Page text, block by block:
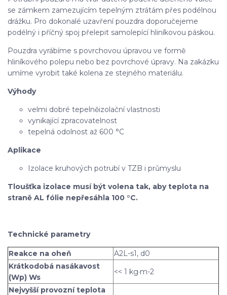
se zámkem zamezujícím tepelným ztrátám přes podélnou
drážku. Pro dokonalé uzavření pouzdra doporučejeme
podélný i příčný spoj přelepit samolepící hliníkovou páskou.
Pouzdra vyrábíme s povrchovou úpravou ve formě
hliníkového polepu nebo bez povrchové úpravy. Na zakázku
umíme vyrobit také kolena ze stejného materiálu.
Výhody
velmi dobré tepelněizolační vlastnosti
vynikající zpracovatelnost
tepelná odolnost až 600 °C
Aplikace
Izolace kruhových potrubí v TZB i průmyslu
Tloušťka izolace musí být volena tak, aby teplota na
straně AL fólie nepřesáhla 100 °C.
Technické parametry
Reakce na oheň
A2L-s1, d0
Krátkodobá nasákavost
(Wp) Ws
<< 1 kg·m-2
Nejvyšší provozní teplota